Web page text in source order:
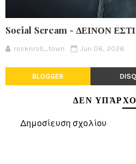
Social Scream - ΔΕΙΝΟΝ
rocknroll_town Jun 06, 2026
BLOGGER
ΔΕΝ
Δημοσίευση σχολίου